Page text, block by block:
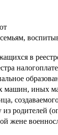
в
машин, иных
родителей
жене